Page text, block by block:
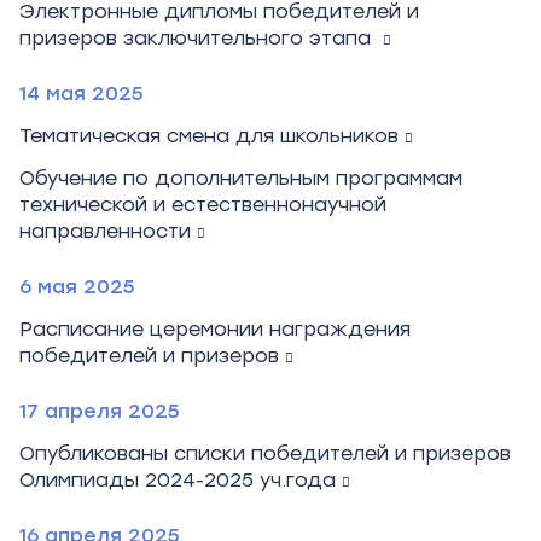
Электронные дипломы победителей и
призеров заключительного этапа
14 мая 2025
Тематическая смена для школьников
Обучение по дополнительным программам
технической и естественнонаучной
направленности
6 мая 2025
Расписание церемонии награждения
победителей и призеров
17 апреля 2025
Опубликованы списки победителей и призеров
Олимпиады 2024-2025 уч.года
16 апреля 2025